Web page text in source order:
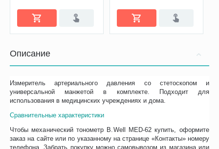
Описание
Измеритель артериального давления со стетоскопом и
универсальной манжетой в комплекте. Подходит для
использования в медицинских учреждениях и дома.
Сравнительные характеристики
Чтобы механический тонометр B.Well MED-62 купить, оформите
заказ на сайте или по указанному на странице «Контакты» номеру
телефона. Забрать покупку можно самовывозом из магазина или